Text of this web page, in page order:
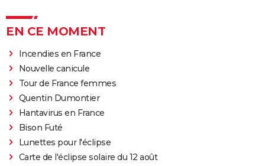
EN CE MOMENT
Incendies en France
Nouvelle canicule
Tour de France femmes
Quentin Dumontier
Hantavirus en France
Bison Futé
Lunettes pour l'éclipse
Carte de l'éclipse solaire du 12 août